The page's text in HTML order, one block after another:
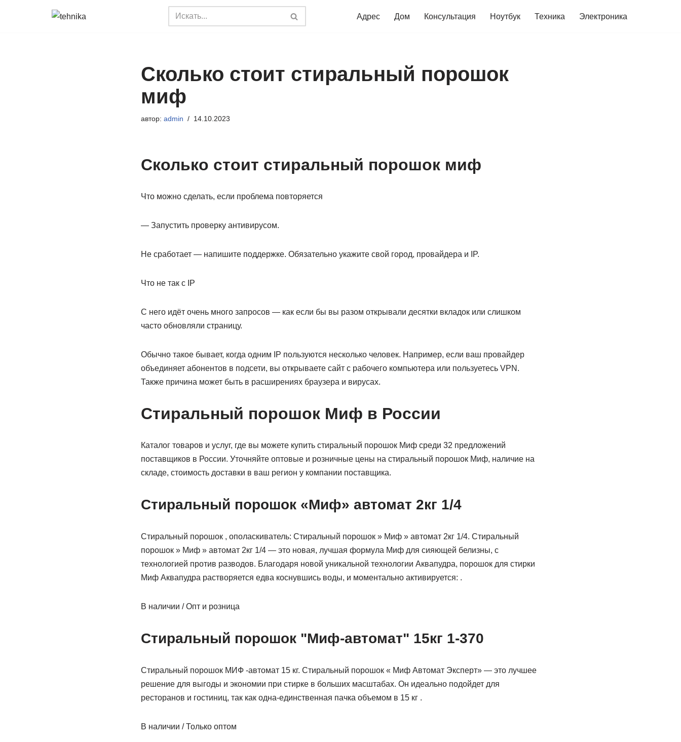
Адрес Дом Консультация Ноутбук Техника Электроника
Сколько стоит стиральный порошок
миф
автор: admin 14.10.2023
Сколько стоит стиральный порошок миф
Что можно сделать, если проблема повторяется
— Запустить проверку антивирусом.
Не сработает — напишите поддержке. Обязательно укажите свой город, провайдера и IP.
Что не так с IP
С него идёт очень много запросов — как если бы вы разом открывали десятки вкладок или слишком
часто обновляли страницу.
Обычно такое бывает, когда одним IP пользуются несколько человек. Например, если ваш провайдер
объединяет абонентов в подсети, вы открываете сайт с рабочего компьютера или пользуетесь VPN.
Также причина может быть в расширениях браузера и вирусах.
Стиральный порошок Миф в России
Каталог товаров и услуг, где вы можете купить стиральный порошок Миф среди 32 предложений
поставщиков в России. Уточняйте оптовые и розничные цены на стиральный порошок Миф, наличие на
складе, стоимость доставки в ваш регион у компании поставщика.
Стиральный порошок «Миф» автомат 2кг 1/4
Стиральный порошок , ополаскиватель: Стиральный порошок » Миф » автомат 2кг 1/4. Стиральный
порошок » Миф » автомат 2кг 1/4 — это новая, лучшая формула Миф для сияющей белизны, с
технологией против разводов. Благодаря новой уникальной технологии Аквапудра, порошок для стирки
Миф Аквапудра растворяется едва коснувшись воды, и моментально активируется: .
В наличии / Опт и розница
Стиральный порошок "Миф-автомат" 15кг 1-370
Стиральный порошок МИФ -автомат 15 кг. Стиральный порошок « Миф Автомат Эксперт» — это лучшее
решение для выгоды и экономии при стирке в больших масштабах. Он идеально подойдет для
ресторанов и гостиниц, так как одна-единственная пачка объемом в 15 кг .
В наличии / Только оптом